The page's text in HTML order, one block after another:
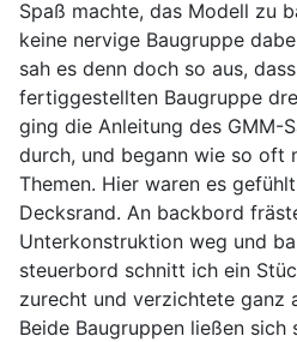
Spaß machte, das Modell zu
keine nervige Baugruppe
sah es denn doch so aus,
fertiggestellten Baugruppe
ging die Anleitung des GMM-
durch, und begann wie so oft
Themen. Hier waren es
Decksrand. An backbord
Unterkonstruktion weg und
steuerbord schnitt ich ein
zurecht und verzichtete ganz
Beide Baugruppen ließen sich